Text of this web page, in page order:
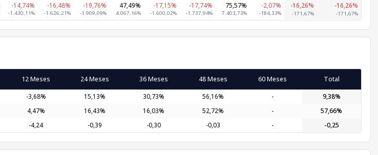
-14,74%
-1.430,11%
-16,48%
-1.626,21%
-19,76%
-1.909,09%
47,49%
4.067,16%
-17,15%
-1.600,02%
-17,74%
-1.737,94%
75,57%
7.403,73%
-2,07%
-184,33%
-16,26%
-171,67%
-16,26%
-171,67%
12 Meses 24 Meses 36 Meses 48 Meses 60 Meses Total
-3,68% 15,13% 30,73% 56,16% - 9,38%
4,47% 16,43% 16,03% 52,72% - 57,66%
-4,24 -0,39 -0,30 -0,03 - -0,25